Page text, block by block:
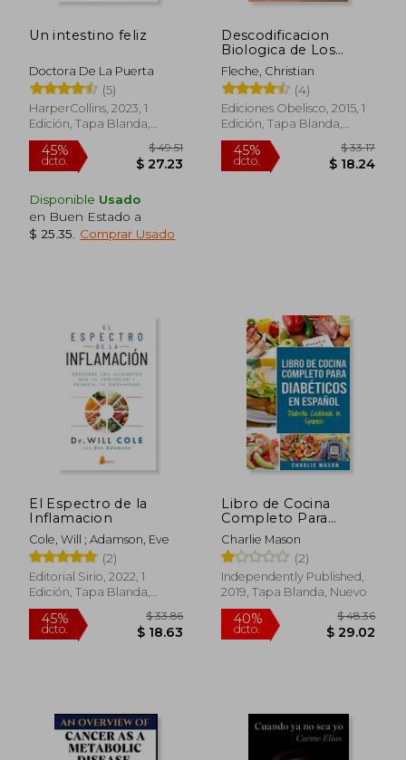
$ 29.99
Un intestino feliz
Doctora De La Puerta
(5)
HarperCollins, 2023, 1
Edición, Tapa Blanda,
Nuevo
Disponible Usado
en Buen Estado a
$ 25.35
Comprar Usado
Descodificacion
Biologica de Los
Problemas de Piel
Fleche, Christian
(4)
Ediciones Obelisco, 2015, 1
Edición, Tapa Blanda,
Nuevo
El Espectro de la
Inflamacion
Cole, Will ; Adamson, Eve
(2)
Editorial Sirio, 2022, 1
Edición, Tapa Blanda,
Nuevo
Libro de Cocina
Completo Para
Diabéticos en
Español
Charlie Mason
(2)
Independently Published,
2019, Tapa Blanda, Nuevo